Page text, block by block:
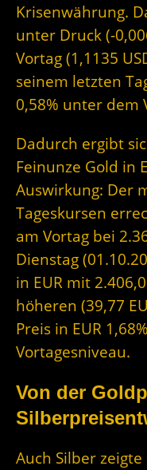
Krisenwährung.
unter Druck (-
Vortag (1,1135
seinem letzten
0,58% unter dem
Dadurch ergibt
Feinunze Gold in
Auswirkung: Der
Tageskursen
am Vortag bei
Dienstag
in EUR mit
höheren (39,77
Preis in EUR
Vortagesniveau.
Von der
Auch Silber